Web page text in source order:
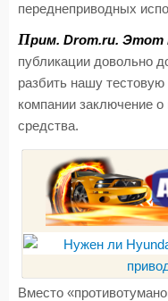
переднеприводных
Прим. Drom.ru. Этот
публикации довольно
разбить нашу тестовую
компании заключение о
средства.
Вместо